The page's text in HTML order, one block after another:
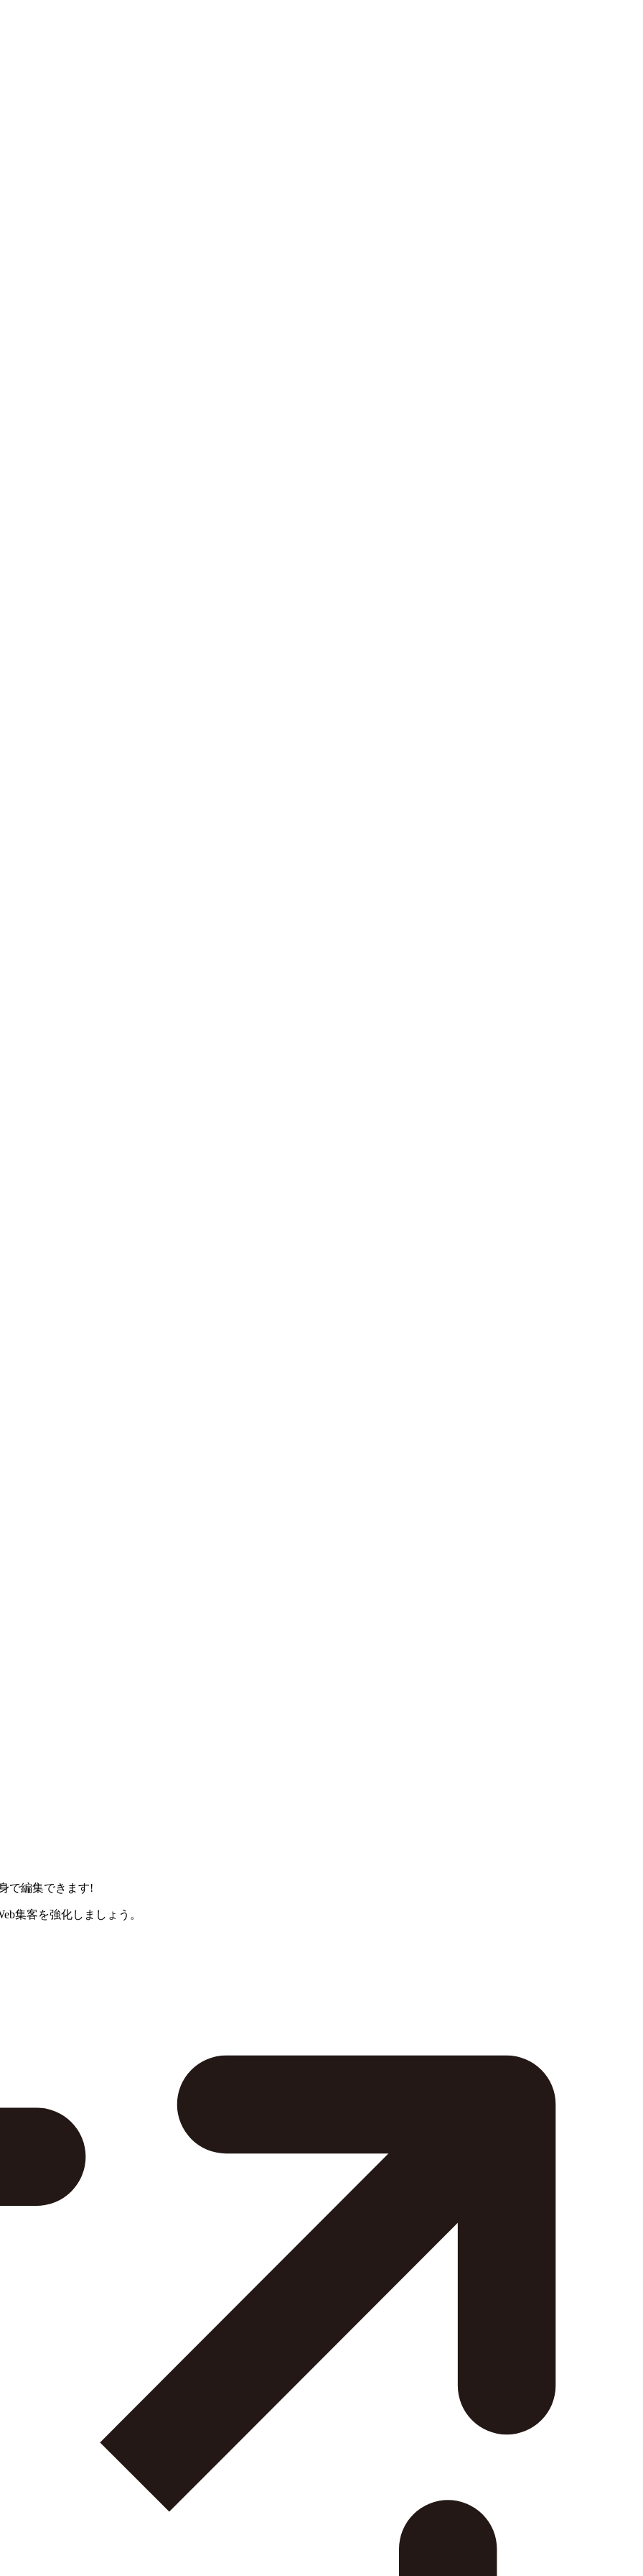
で編集できます!
集客を強化しましょう。